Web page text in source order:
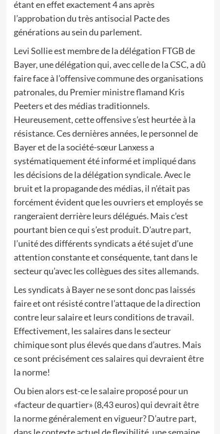
étant en effet exactement 4 ans après
l’approbation du très antisocial Pacte des
générations au sein du parlement.
Levi Sollie est membre de la délégation FTGB de
Bayer, une délégation qui, avec celle de la CSC, a dû
faire face à l’offensive commune des organisations
patronales, du Premier ministre flamand Kris
Peeters et des médias traditionnels.
Heureusement, cette offensive s’est heurtée à la
résistance. Ces dernières années, le personnel de
Bayer et de la société-sœur Lanxess a
systématiquement été informé et impliqué dans
les décisions de la délégation syndicale. Avec le
bruit et la propagande des médias, il n’était pas
forcément évident que les ouvriers et employés se
rangeraient derrière leurs délégués. Mais c’est
pourtant bien ce qui s’est produit. D’autre part,
l’unité des différents syndicats a été sujet d’une
attention constante et conséquente, tant dans le
secteur qu’avec les collègues des sites allemands.
Les syndicats à Bayer ne se sont donc pas laissés
faire et ont résisté contre l’attaque de la direction
contre leur salaire et leurs conditions de travail.
Effectivement, les salaires dans le secteur
chimique sont plus élevés que dans d’autres. Mais
ce sont précisément ces salaires qui devraient être
la norme!
Ou bien alors est-ce le salaire proposé pour un
«facteur de quartier» (8,43 euros) qui devrait être
la norme généralement en vigueur? D’autre part,